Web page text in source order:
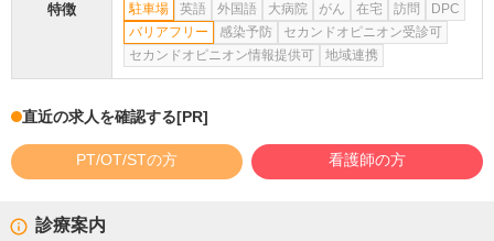
特徴
駐車場
英語 外国語 大病院 がん 在宅 訪問
DPC
バリアフリー
感染予防
セカンドオピニオン受診可
セカンドオピニオン情報提供可
地域連携
直近の求人を確認する[PR]
PT/OT/STの方 看護師の方
診療案内